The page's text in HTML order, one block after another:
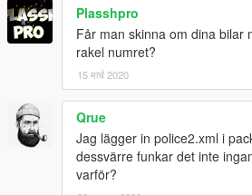
Plasshpro
Får man skinna om dina bilar
rakel numret?
15 मार्च 2020
Qrue
Jag lägger in police2.xml i
dessvärre funkar det inte
varför?